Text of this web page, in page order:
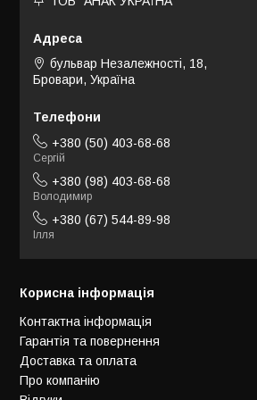
бульвар Незалежності, 18,
Бровари, Україна
+380 (50) 403-68-68
Сергій
+380 (98) 403-68-68
Володимир
+380 (67) 544-89-98
Ілля
Корисна інформація
Контактна інформація
Гарантія та повернення
Доставка та оплата
Про компанію